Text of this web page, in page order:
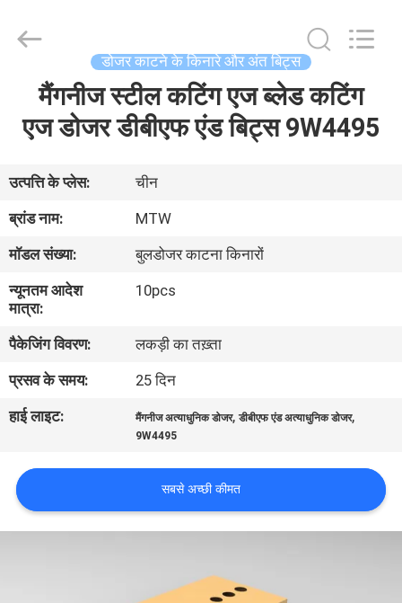
वीडियो
बारे
में
कारखाना
भ्रमण
गुणवत्ता
नियंत्रण
WEAR
PARTS
डोजर काटने के किनारे और अंत बिट्स
मैंगनीज स्टील कटिंग एज ब्लेड कटिंग
एज डोजर डीबीएफ एंड बिट्स 9W4495
उत्पत्ति के प्लेस:
चीन
ब्रांड नाम:
MTW
मॉडल संख्या:
बुलडोजर काटना किनारों
न्यूनतम आदेश
मात्रा:
10pcs
पैकेजिंग विवरण:
लकड़ी का तख़्ता
प्रसव के समय:
25 दिन
हाई लाइट:
मैंगनीज अत्याधुनिक डोजर,डीबीएफ एंड अत्याधुनिक डोजर,
9W4495
सबसे अच्छी कीमत